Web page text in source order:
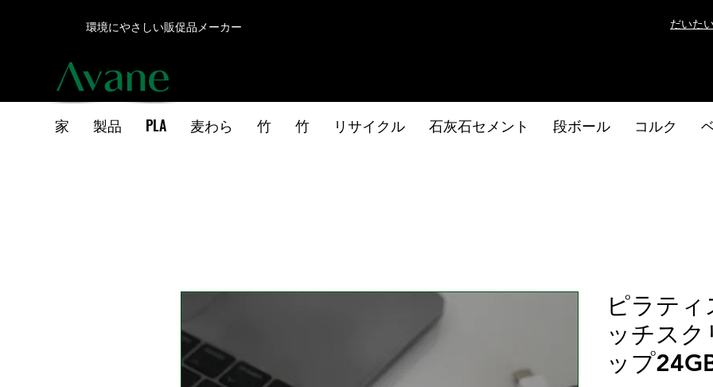
環境にやさしい販促品メーカー だいた
家 製品 PLA 麦わら 竹 竹 リサイクル 石灰石セメント 段ボール コルク
ピラテ
ッチスク
ップ